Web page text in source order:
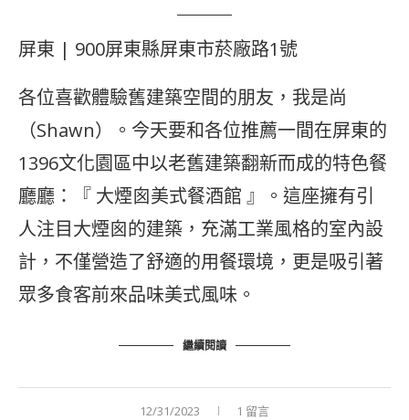
屏東 | 900屏東縣屏東市菸廠路1號
各位喜歡體驗舊建築空間的朋友，我是尚
（Shawn）。今天要和各位推薦一間在屏東的
1396文化園區中以老舊建築翻新而成的特色餐
廳廳：『 大煙囪美式餐酒館 』。這座擁有引
人注目大煙囪的建築，充滿工業風格的室內設
計，不僅營造了舒適的用餐環境，更是吸引著
眾多食客前來品味美式風味。
繼續閱讀
12/31/2023 1 留言